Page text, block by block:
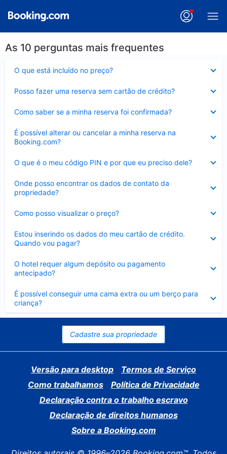
As 10 perguntas mais frequentes
O que está incluído no preço?
Posso fazer uma reserva sem cartão de crédito?
Como saber se a minha reserva foi confirmada?
É possível alterar ou cancelar a minha reserva na
Booking.com?
Contraído
O que é o meu código PIN e por que eu preciso dele?
Onde posso encontrar os dados de contato da
propriedade?
Como posso visualizar o preço?
Estou inserindo os dados do meu cartão de crédito.
Quando vou pagar?
O hotel requer algum depósito ou pagamento
antecipado?
É possível conseguir uma cama extra ou um berço para
criança?
Contraído
Cadastre sua propriedade
Versão para desktop
Termos de Serviço
Como trabalhamos
Política de Privacidade
Declaração contra o trabalho escravo
Declaração de direitos humanos
Sobre a Booking.com